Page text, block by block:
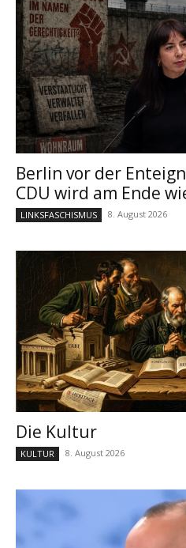
Berlin vor der
CDU wird am Ende
LINKSFASCHISMUS 8. August 2026
Die Kultur
KULTUR 8. August 2026